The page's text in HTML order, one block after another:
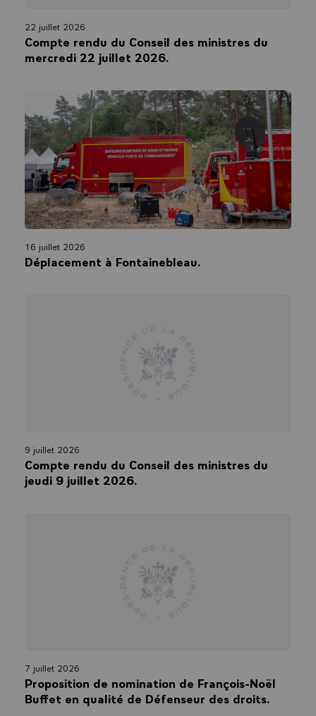
22 juillet 2026
Compte rendu du Conseil des ministres du
mercredi 22 juillet 2026.
16 juillet 2026
Déplacement à Fontainebleau.
9 juillet 2026
Compte rendu du Conseil des ministres du
jeudi 9 juillet 2026.
7 juillet 2026
Proposition de nomination de François-Noël
Buffet en qualité de Défenseur des droits.